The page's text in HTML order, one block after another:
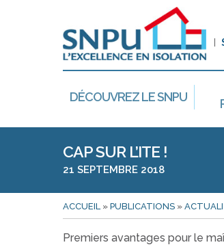
DÉCOUVREZ LE SNPU
CAP SUR L’ITE !
21 SEPTEMBRE 2018
ACCUEIL» PUBLICATIONS »
Premiers avantages pour le